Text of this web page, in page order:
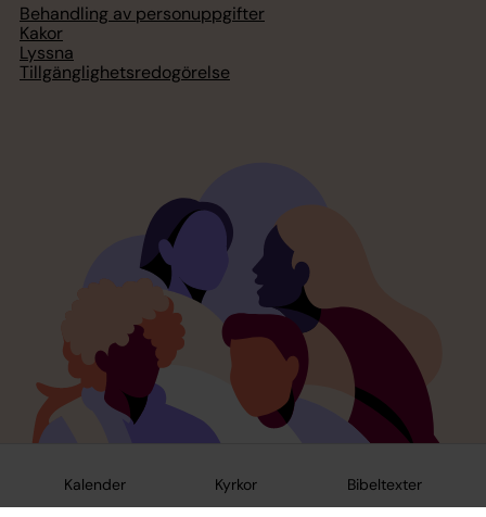
Kalender Kyrkor Bibeltexter
Behandling av personuppgifter
Kakor
Lyssna
Tillgänglighetsredogörelse